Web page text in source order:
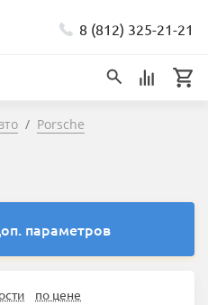
8 (812) 325-21-21
Porsche
параметров
по цене